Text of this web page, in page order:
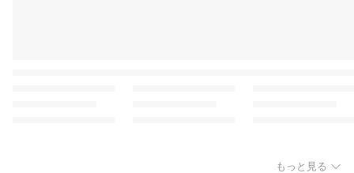
もっと見る